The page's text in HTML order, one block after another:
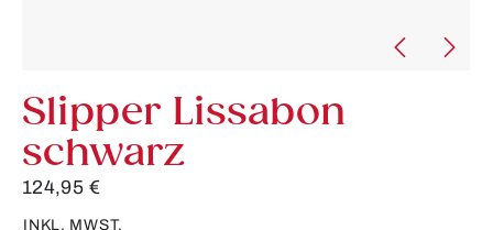
Slipper Lissabon
schwarz
124,95 €
INKL. MWST.